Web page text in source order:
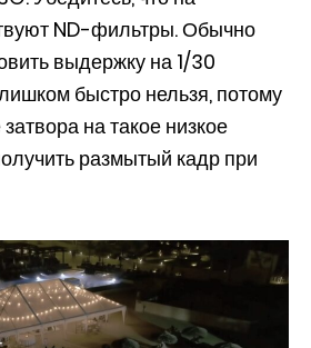
ND-фильтры. Обычно
выдержку на 1/30
быстро нельзя, потому
на такое низкое
размытый кадр при